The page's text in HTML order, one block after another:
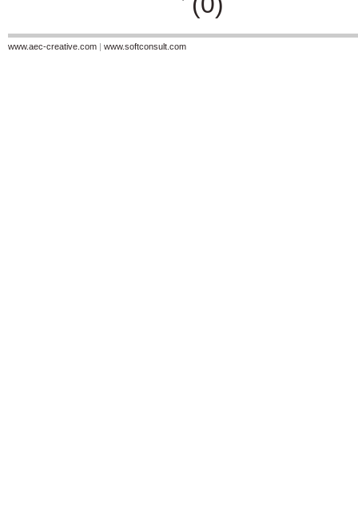
www.aec-creative.com | www.softconsult.com